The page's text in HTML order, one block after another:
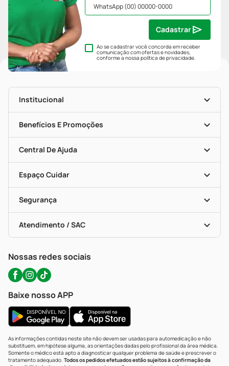
Ao se cadastrar você concorda em receber
comunicação com ofertas e novidades,
conforme a nossapolítica de privacidade.
Cadastrar
Institucional
Nossas Lojas
Mapa De Categorias
Blog Da PP
Seja Uma Loja Parceira
Benefícios E Promoções
Convênios
Programa Popular Do Brasil
Encarte De Ofertas
Dermaclub
Descontos De Laboratório (PBM)
Cupons E Ofertas
Central De Ajuda
Recompra Programada
Compras Com Receita
Alomed (tele-Entrega)
Formas De Pagamento
Troca E Devolução
Bulas De A A Z
Políticas De Marketplace
Espaço Cuidar
Serviços Farmacêuticos
Testes Rápidos
Autoteste Covid-19
Segurança
Portal Da Privacidade
Atendimento / SAC
Nossas redes sociais
Baixe nosso APP
As informações contidas neste site não devem ser usadas para automedicação e não
substituem, em hipótese alguma, as orientações dadas pelo profissional da área médica.
Somente o médico está apto a diagnosticar qualquer problema de saúde e prescrever o
tratamento adequado. Todos os pedidos efetuados estão sujeitos à confirmação da